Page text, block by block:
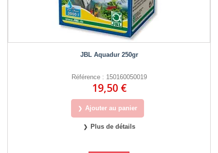
JBL Aquadur 250gr
Référence : 150160050019
19,50 €
Ajouter au panier
Plus de détails